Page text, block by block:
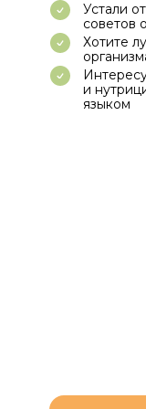
Устали
советов
Хотите
и
языком